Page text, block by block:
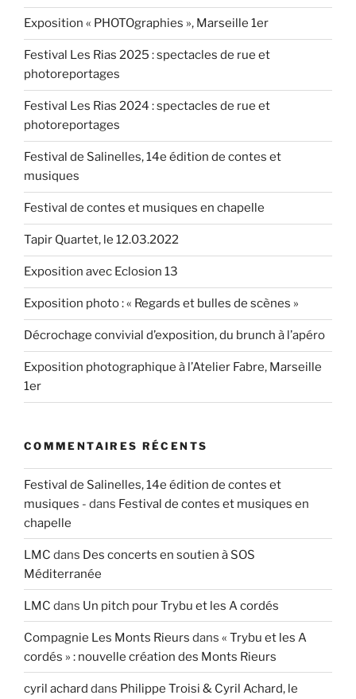
Mundo »
pour
Antoinette
Téofilo
Exposition « PHOTOgraphies », Marseille 1er
Festival Les Rias 2025 : spectacles de rue et
photoreportages
Festival Les Rias 2024 : spectacles de rue et
photoreportages
Festival de Salinelles, 14e édition de contes et
musiques
Festival de contes et musiques en chapelle
Tapir Quartet, le 12.03.2022
Exposition avec Eclosion 13
Exposition photo : « Regards et bulles de scènes »
Décrochage convivial d’exposition, du brunch à l’apéro
Exposition photographique à l’Atelier Fabre, Marseille
1er
COMMENTAIRES RÉCENTS
Festival de Salinelles, 14e édition de contes et
musiques - dans Festival de contes et musiques en
chapelle
LMC dans Des concerts en soutien à SOS
Méditerranée
LMC dans Un pitch pour Trybu et les A cordés
Compagnie Les Monts Rieurs dans « Trybu et les A
cordés » : nouvelle création des Monts Rieurs
cyril achard dans Philippe Troisi & Cyril Achard, le